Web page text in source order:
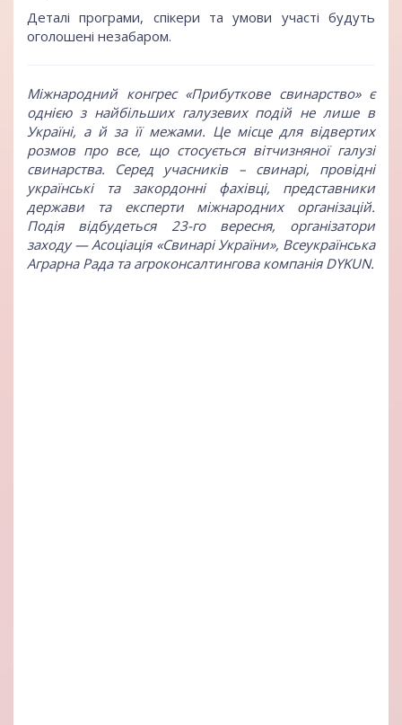
Деталі програми, спікери та умови участі будуть
оголошені незабаром.
Міжнародний конгрес «Прибуткове свинарство»є
однією з найбільших галузевих подій не лише в
Україні, а й за її межами. Це місце для відвертих
розмов про все, що стосується вітчизняної галузі
свинарства. Серед учасників – свинарі, провідні
українські та закордонні фахівці, представники
держави та експерти міжнародних організацій.
Подія відбудеться 23-го вересня, організатори
заходу — Асоціація «Свинарі України», Всеукраїнська
Аграрна Рада та агроконсалтингова компанія DYKUN.